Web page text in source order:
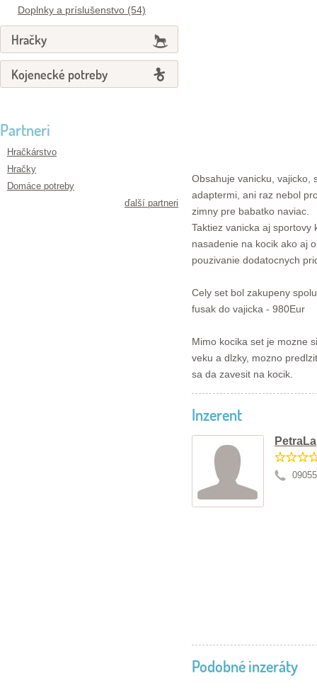
Doplnky a príslušenstvo (54)
Hračky
Kojenecké potreby
Partneri
Hračkárstvo
Hračky
Domáce potreby
ďalší partneri
Obsahuje vanicku, vajicko,
adaptermi, ani raz nebol
zimny pre babatko naviac.
Taktiez vanicka aj sportovy
nasadenie na kocik ako aj
pouzivanie dodatocnych
Cely set bol zakupeny
fusak do vajicka - 980Eur
Mimo kocika set je mozne
veku a dlzky, mozno
sa da zavesit na kocik.
Inzerent
PetraLa
Podobné inzeráty